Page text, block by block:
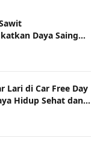
Daya Saing
Lari di Car Free Day
Hidup Sehat dan